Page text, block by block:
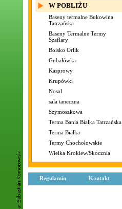
W POBLIŻU
Baseny termalne Bukowina
Tatrzańska
Baseny Termalne Termy
Szaflary
Boisko Orlik
Gubałówka
Kasprowy
Krupówki
Nosal
sala taneczna
Szymoszkowa
Terma Bania Białka Tatrzańska
Terma Białka
Termy Chochołowskie
Wielka Krokiew/Skocznia
Regulamin Kontakt